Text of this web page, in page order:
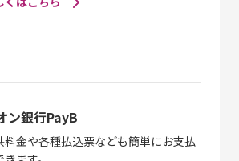
ン銀行PayB
料金や各種払込票なども簡単にお支払